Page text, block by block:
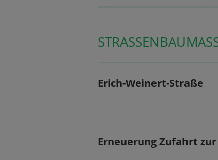
Erich-Weinert-Straße
Erneuerung Zufahrt